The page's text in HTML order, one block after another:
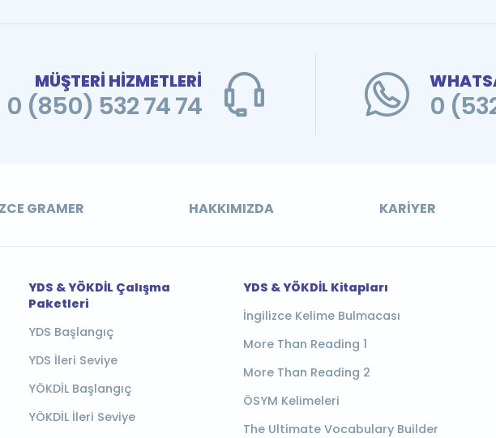
MÜŞTERİ HİZMETLERİ
0 (850) 532 74 74 0
GRAMER HAKKIMIZDA KARIYER
YDS & YÖKDİL Çalışma
Paketleri
YDS Başlangıç
YDS İleri Seviye
YÖKDİL Başlangıç
YÖKDİL İleri Seviye
YDS & YÖKDİL Kitapları
İngilizce Kelime Bulmacası
More Than Reading 1
More Than Reading 2
ÖSYM Kelimeleri
The Ultimate Vocabulary Builder